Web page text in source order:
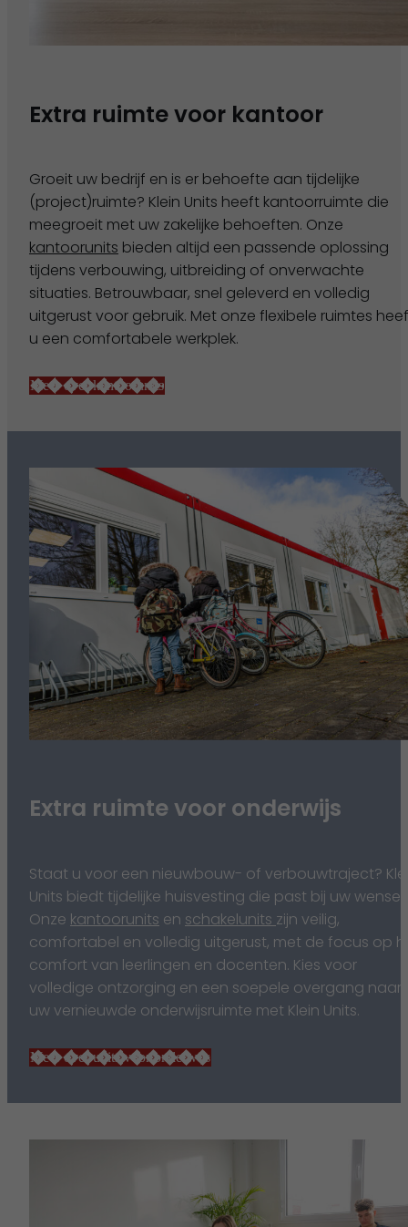
Extra ruimte voor kantoor
Groeit uw bedrijf en is er behoefte aan tijdelijke
(project)ruimte? Klein Units heeft kantoorruimte die
meegroeit met uw zakelijke behoeften. Onze
kantoorunits bieden altijd een passende oplossing
tijdens verbouwing, uitbreiding of onverwachte
situaties. Betrouwbaar, snel geleverd en volledig
uitgerust voor gebruik. Met onze flexibele ruimtes
u een comfortabele werkplek.
Meer over kantoorunits
Extra ruimte voor onderwijs
Staat u voor een nieuwbouw- of verbouwtraject?
Units biedt tijdelijke huisvesting die past bij uw
Onze kantoorunits en schakelunits zijn veilig,
comfortabel en volledig uitgerust, met de focus op
comfort van leerlingen en docenten. Kies voor
volledige ontzorging en een soepele overgang naar
uw vernieuwde onderwijsruimte met Klein Units.
Meer over units voor onderwijs